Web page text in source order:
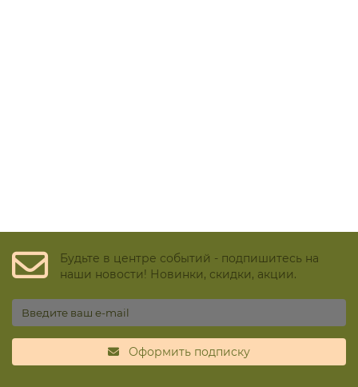
Будьте в центре событий - подпишитесь на
наши новости! Новинки, скидки, акции.
Оформить подписку